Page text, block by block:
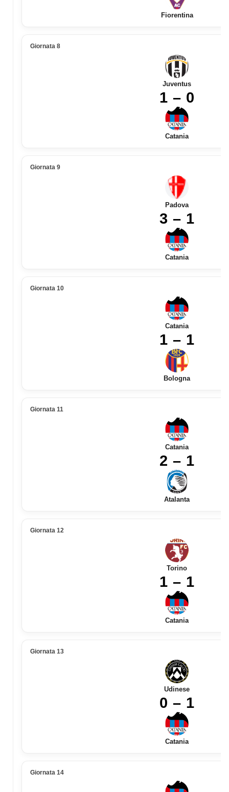
Fiorentina
Giornata 8
Juventus
1 – 0
Catania
Giornata 9
Padova
3 – 1
Catania
Giornata 10
Catania
1 – 1
Bologna
Giornata 11
Catania
2 – 1
Atalanta
Giornata 12
Torino
1 – 1
Catania
Giornata 13
Udinese
0 – 1
Catania
Giornata 14